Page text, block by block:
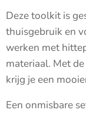
Deze toolkit is
thuisgebruik en
werken met
materiaal. Met
krijg je een
Een onmisbare